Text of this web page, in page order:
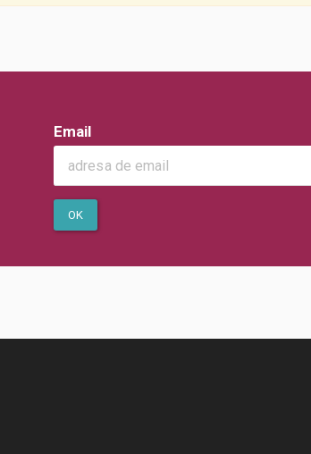
Email
OK